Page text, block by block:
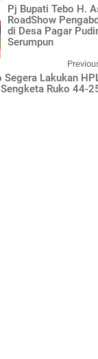
Pj Bupati Tebo H.
RoadShow
di Desa Pagar
Serumpun
Segera Lakukan
Ruko 44-